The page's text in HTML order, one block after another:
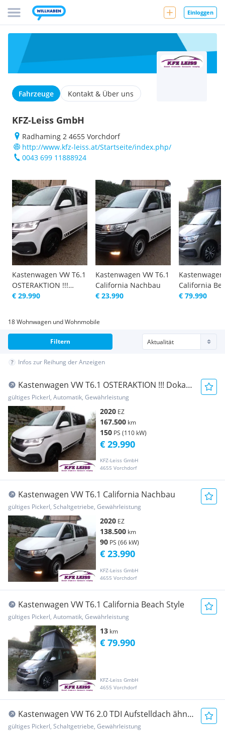
Einloggen
Fahrzeuge Kontakt & Über uns
KFZ-Leiss GmbH
Radhaming 2 4655 Vorchdorf
http://www.kfz-leiss.at/Startseite/index.php/
0043 699 11888924
Kastenwagen VW T6.1
OSTERAKTION !!!
Doka-K...
€ 29.990
Kastenwagen VW T6.1
California Nachbau
€ 23.990
Kastenwagen
California
€ 79.990
18 Wohnwagen und Wohnmobile
Filtern
Infos zur Reihung der Anzeigen
Kastenwagen VW T6.1 OSTERAKTION !!! Doka-
K...
gültiges Pickerl, Automatik, Gewährleistung
2020 EZ
167.500 km
150 PS (110 kW)
KFZ-Leiss GmbH
4655 Vorchdorf
€ 29.990
Kastenwagen VW T6.1 California Nachbau
gültiges Pickerl, Schaltgetriebe, Gewährleistung
2020 EZ
138.500 km
90 PS (66 kW)
KFZ-Leiss GmbH
4655 Vorchdorf
€ 23.990
Kastenwagen VW T6.1 California Beach Style
gültiges Pickerl, Automatik, Gewährleistung
13 km
KFZ-Leiss GmbH
4655 Vorchdorf
€ 79.990
Kastenwagen VW T6 2.0 TDI Aufstelldach ähnl.
California open Sky
gültiges Pickerl, Schaltgetriebe, Gewährleistung